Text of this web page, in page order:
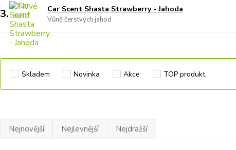
3. Car Scent Shasta Strawberry - Jahoda
Vůně čerstvých jahod
Skladem Novinka Akce TOP produkt
Nejnovější Nejlevnější Nejdražší